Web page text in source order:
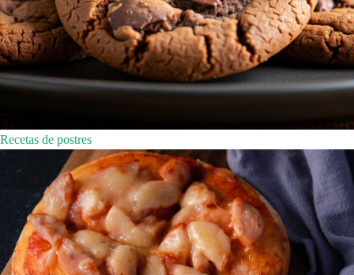
Recetas de postres